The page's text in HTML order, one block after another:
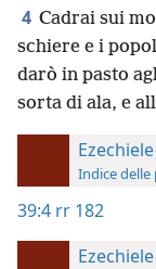
4 Cadrai sui
schiere e i
darò in pasto
sorta di ala, e
Ezechiele
Indice delle
39:4 rr 182
Ezechiele